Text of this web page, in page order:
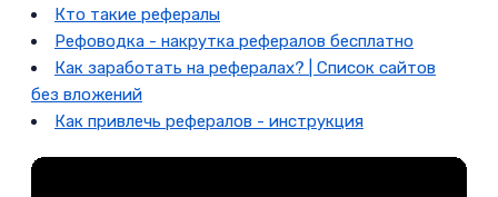
Кто такие рефералы
Рефоводка - накрутка рефералов бесплатно
Как заработать на рефералах? | Список сайтов
без вложений
Как привлечь рефералов - инструкция